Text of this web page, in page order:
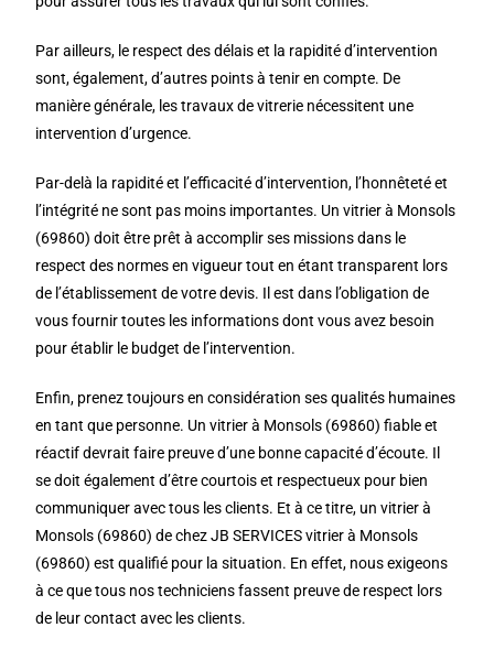
Par ailleurs, le respect des délais et la rapidité d’intervention
sont, également, d’autres points à tenir en compte. De
manière générale, les travaux de vitrerie nécessitent une
intervention d’urgence.
Par-delà la rapidité et l’efficacité d’intervention, l’honnêteté et
l’intégrité ne sont pas moins importantes. Un vitrier à Monsols
(69860) doit être prêt à accomplir ses missions dans le
respect des normes en vigueur tout en étant transparent lors
de l’établissement de votre devis. Il est dans l’obligation de
vous fournir toutes les informations dont vous avez besoin
pour établir le budget de l’intervention.
Enfin, prenez toujours en considération ses qualités humaines
en tant que personne. Un vitrier à Monsols (69860) fiable et
réactif devrait faire preuve d’une bonne capacité d’écoute. Il
se doit également d’être courtois et respectueux pour bien
communiquer avec tous les clients. Et à ce titre, un vitrier à
Monsols (69860) de chez JB SERVICES vitrier à Monsols
(69860) est qualifié pour la situation. En effet, nous exigeons
à ce que tous nos techniciens fassent preuve de respect lors
de leur contact avec les clients.